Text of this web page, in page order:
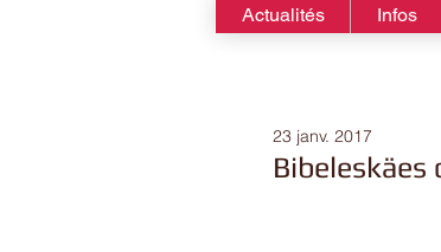
Actualités Infos
Bibeleskäes
23 janv. 2017